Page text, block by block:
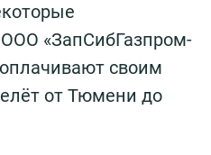
ООО «ЗапСибГазпром-
своим
от Тюмени до